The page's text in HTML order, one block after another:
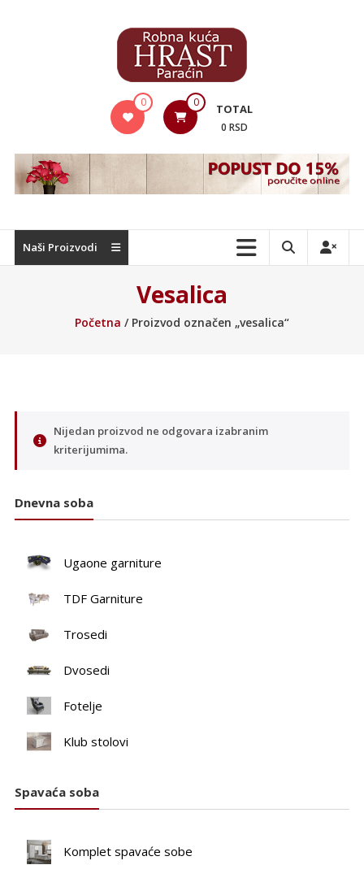
Nameštaj
0 0 TOTAL
0 RSD
Naši Proizvodi
Vesalica
Početna / Proizvod označen „vesalica“
Nijedan proizvod ne odgovara izabranim
kriterijumima.
Dnevna soba
Ugaone garniture
TDF Garniture
Trosedi
Dvosedi
Fotelje
Klub stolovi
Spavaća soba
Komplet spavaće sobe